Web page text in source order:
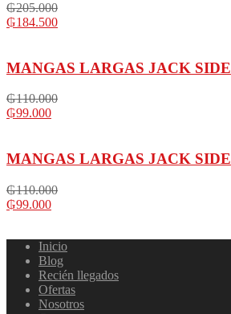
₲205.000
₲184.500
MANGAS LARGAS JACK SIDE
₲110.000
₲99.000
MANGAS LARGAS JACK SIDE
₲110.000
₲99.000
Inicio
Blog
Recién llegados
Ofertas
Nosotros